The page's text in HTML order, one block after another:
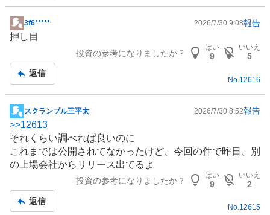
掲
示
事
3f6***** 2026/7/30 9:08報告
押し目
投資の参考になりましたか？
はい
9
いいえ
5
返信
No. 12616
掲
示
板
記
事
スクランブル三平太 2026/7/30 8:52報告
>>12613
それくらい調べれば良いのに
これまでは公開されてなかったけど、今回の件で昨日、別
の上場会社からリリース出てるよ
投資の参考になりましたか？
はい
9
いいえ
2
返信
No.12615